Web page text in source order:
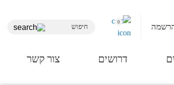
0
דרושים צור קשר